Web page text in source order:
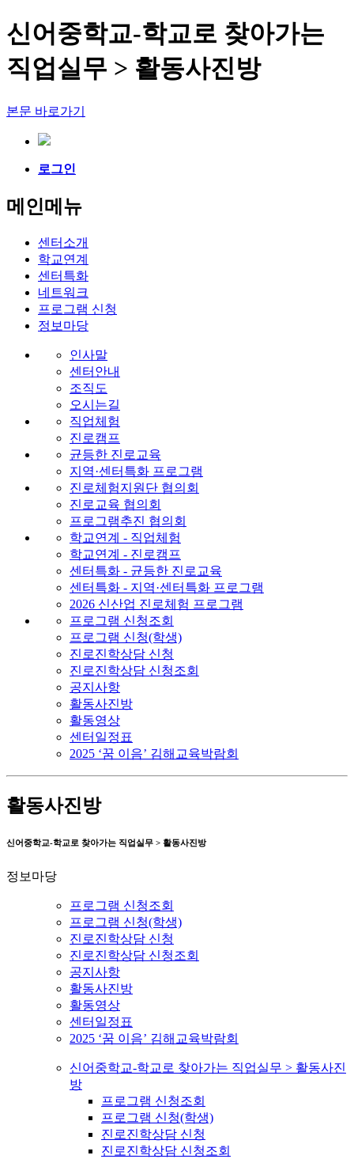
신어중학교-학교로 찾아가는
직업실무 > 활동사진방
본문 바로가기
로그인
메인메뉴
센터소개
학교연계
센터특화
네트워크
프로그램 신청
정보마당
인사말
센터안내
조직도
오시는길
직업체험
진로캠프
균등한 진로교육
지역·센터특화 프로그램
진로체험지원단 협의회
진로교육 협의회
프로그램추진 협의회
학교연계 - 직업체험
학교연계 - 진로캠프
센터특화 - 균등한 진로교육
센터특화 - 지역·센터특화 프로그램
2026 신산업 진로체험 프로그램
프로그램 신청조회
프로그램 신청(학생)
진로진학상담 신청
진로진학상담 신청조회
공지사항
활동사진방
활동영상
센터일정표
2025 ‘꿈 이음’ 김해교육박람회
활동사진방
신어중학교-학교로 찾아가는 직업실무 > 활동사진방
정보마당
프로그램 신청조회
프로그램 신청(학생)
진로진학상담 신청
진로진학상담 신청조회
공지사항
활동사진방
활동영상
센터일정표
2025 ‘꿈 이음’ 김해교육박람회
신어중학교-학교로 찾아가는 직업실무 > 활동사진
방
프로그램 신청조회
프로그램 신청(학생)
진로진학상담 신청
진로진학상담 신청조회